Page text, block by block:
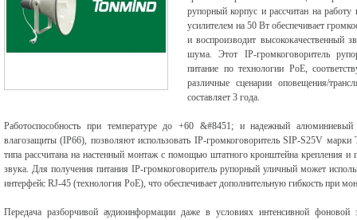
рупорный корпус и рассчитан на
усилителем на 50 Вт обеспечивает
и воспроизводит высококачественный
шума. Этот IP-громкоговоритель
питание по технологии PoE,
различные сценарии оповещения/
составляет 3 года.
Работоспособность при температуре до +60 &#8451; и надежный
влагозащиты (IP66), позволяют использовать IP-громкоговоритель SIP-S25V
типа рассчитана на настенный монтаж с помощью штатного кронштейна крепления и
звука. Для получения питания IP-громкоговоритель рупорный уличный может
интерфейс RJ-45 (технология РоЕ), что обеспечивает дополнительную гибкость при
Передача разборчивой аудиоинформации даже в условиях интенсивной